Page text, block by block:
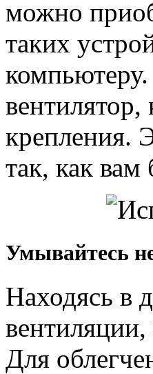
можно
таких
вентилятор,
крепления.
так, как вам
Умывайтесь
Находясь в
Для